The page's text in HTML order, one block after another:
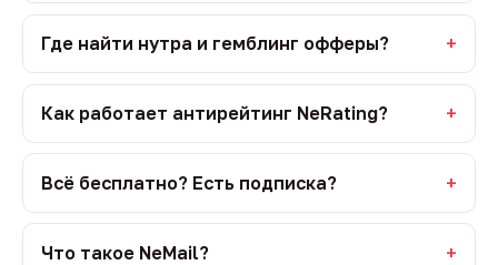
Где найти нутра и гемблинг офферы?
Как работает антирейтинг NeRating?
Всё бесплатно? Есть подписка?
Что такое NeMail?